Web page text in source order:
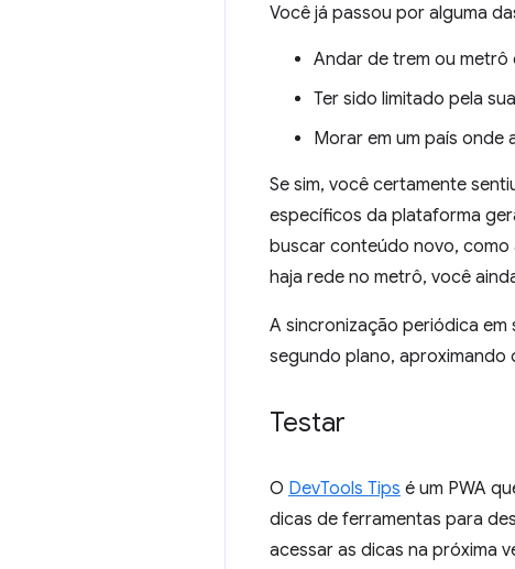
Você já passou por alguma
Andar de trem ou
Ter sido limitado pela
Morar em um país onde
Se sim, você certamente
específicos da plataforma
buscar conteúdo novo, como
haja rede no metrô, você
A sincronização periódica
segundo plano,
Testar
O DevTools Tips é um PWA
dicas de ferramentas para
acessar as dicas na próxima